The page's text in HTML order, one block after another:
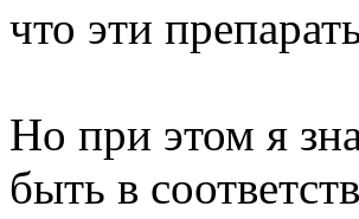
что эти
Но при этом я
быть в